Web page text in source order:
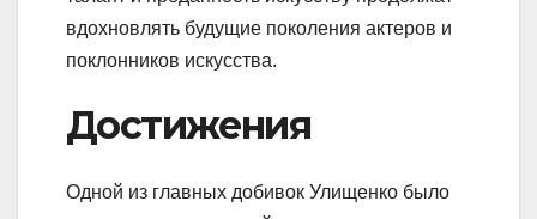
вдохновлять будущие поколения актеров и
поклонников искусства.
Достижения
Одной из главных добивок Улищенко было